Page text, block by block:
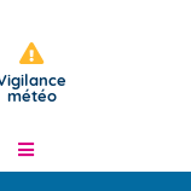
météo